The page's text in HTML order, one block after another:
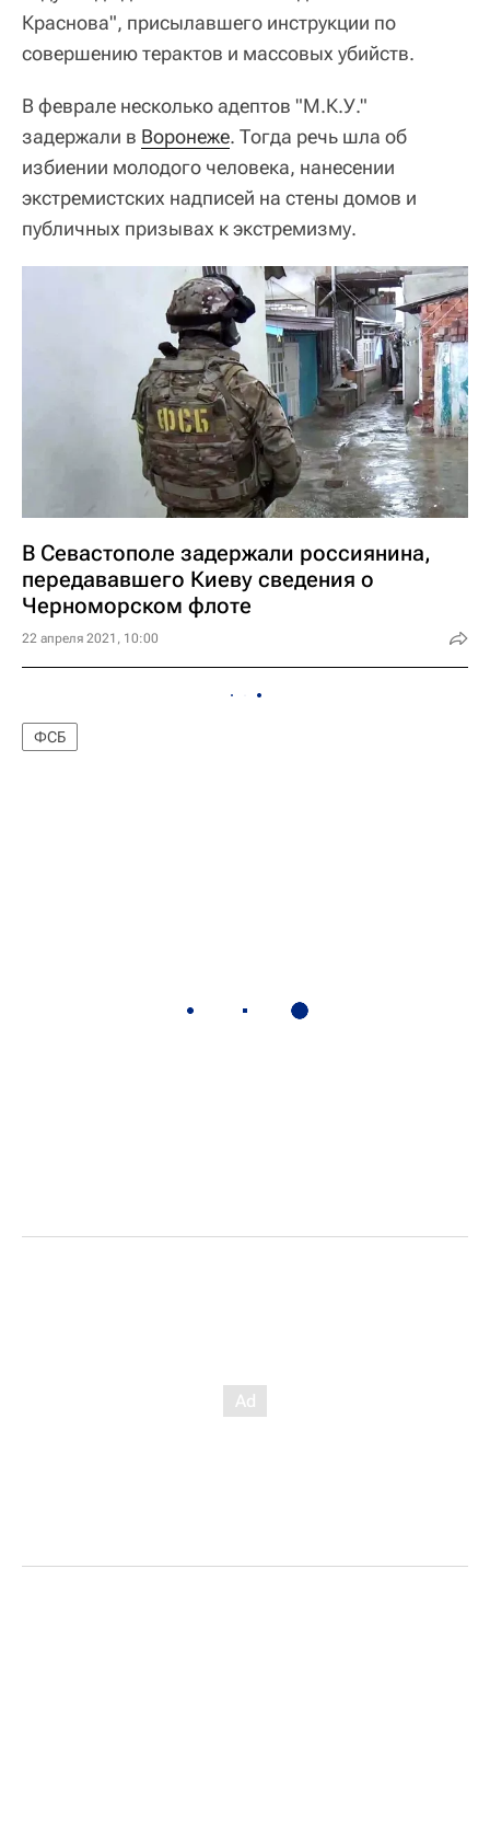
Краснова", присылавшего инструкции по
совершению терактов и массовых убийств.
В феврале несколько адептов "М.К.У."
задержали в Воронеже. Тогда речь шла об
избиении молодого человека, нанесении
экстремистских надписей на стены домов и
публичных призывах к экстремизму.
В Севастополе задержали россиянина,
передававшего Киеву сведения о
Черноморском флоте
22 апреля 2021, 10:00
ФСБ